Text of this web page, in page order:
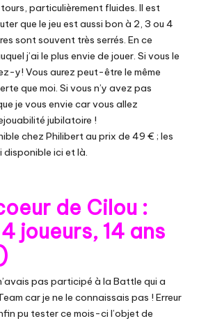
particulièrement fluides. Il est
que le jeu est aussi bon à 2, 3 ou 4
sont souvent très serrés. En ce
j’ai le plus envie de jouer. Si vous le
y! Vous aurez peut-être le même
que moi. Si vous n’y avez pas
je vous envie car vous allez
jubilatoire !
chez Philibert au prix de 49 € ; les
disponible ici etlà.
de Cilou :
joueurs, 14 ans
pas participé à la Battle qui a
car je ne le connaissais pas ! Erreur
pu tester ce mois-ci l’objet de